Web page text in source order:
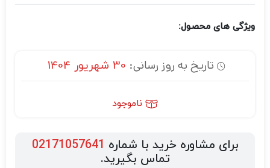
ویژگی های محصول:
تاریخ به روز رسانی: 30 شهریور 1404
ناموجود
برای مشاوره خرید با شماره 02171057641
تماس بگیرید.